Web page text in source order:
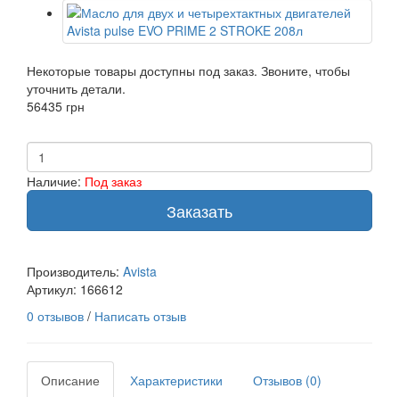
Некоторые товары доступны под заказ. Звоните, чтобы
уточнить детали.
56435 грн
Наличие: Под заказ
Заказать
Производитель: Avista
Артикул: 166612
0 отзывов / Написать отзыв
Описание Характеристики
Отзывов (0)